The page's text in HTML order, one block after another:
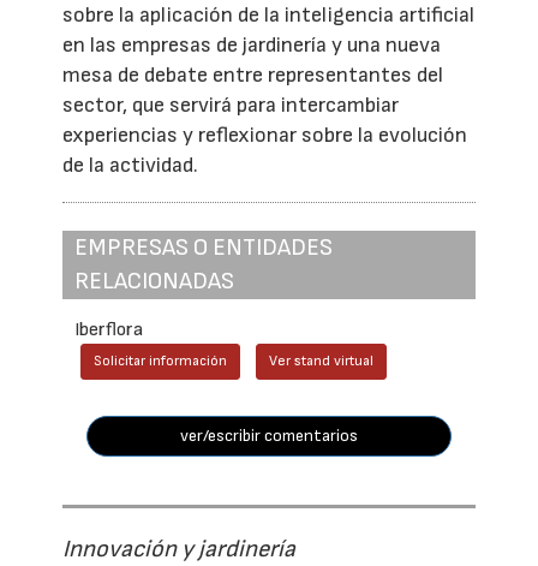
sobre la aplicación de la inteligencia artificial
en las empresas de jardinería y una nueva
mesa de debate entre representantes del
sector, que servirá para intercambiar
experiencias y reflexionar sobre la evolución
de la actividad.
EMPRESAS O ENTIDADES
RELACIONADAS
Iberflora
Solicitar información Ver stand virtual
ver/escribir comentarios
Innovación y jardinería